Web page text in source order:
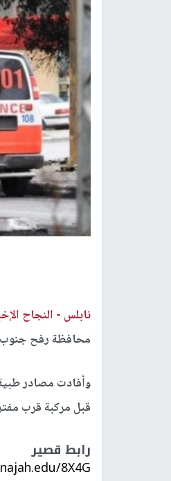
نابلس - النجاح
محافظة رفح
وأفادت مصادر
قبل مركبة قرب
رابط قصير
8X4G/